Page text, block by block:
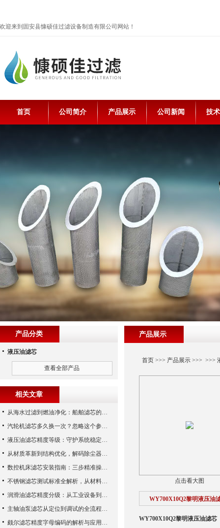
欢迎来到固安县慷硕佳过滤设备制造有限公司网站！
首页 公司简介 产品展示 公司新闻 技
产品展示
首页>>> 产品展示>>> >>>
点击看大图
WY700X10Q2黎明液压油
WY700X10Q2黎明液压油滤芯
产品分类
液压油滤芯
查看全部产品
相关文章
从海水过滤到燃油净化：船舶滤芯的多场景应用解析
汽轮机滤芯多久换一次？忽略这个参数，机组非停损失可能上百万！
液压油滤芯精度等级：守护系统稳定与寿命的“微米标尺”
从材质革新到结构优化，解码除尘器滤芯性能跃升的核心逻辑
数控机床滤芯安装指南：三步精准操作，杜绝设备“亚健康”
不锈钢滤芯测试标准全解析，从材料性能到应用场景的严苛验证
润滑油滤芯精度分级：从工业设备到精密系统的过滤密码
主轴油泵滤芯从定位到调试的全流程解析
颇尔滤芯精度字母编码的解析与应用指南